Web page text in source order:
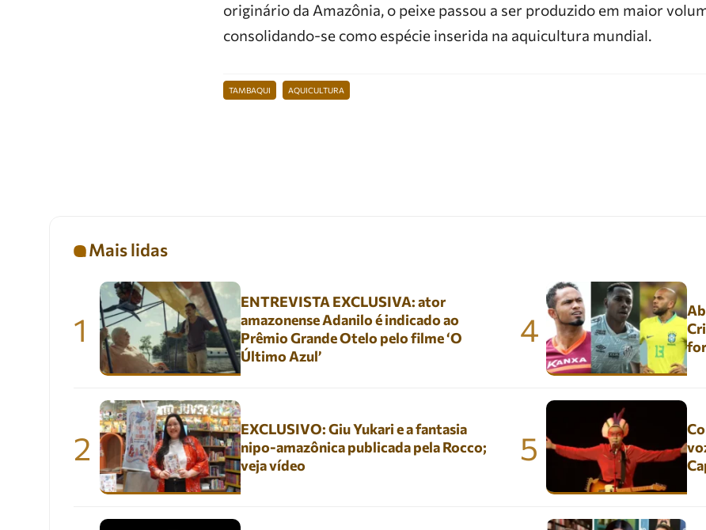
originário da Amazônia, o peixe passou a ser produzido em maior
consolidando-se como espécie inserida na aquicultura mundial.
TAMBAQUI AQUICULTURA
Mais lidas
1
ENTREVISTA EXCLUSIVA: ator
amazonense Adanilo é indicado ao
Prêmio Grande Otelo pelo filme ‘O
Último Azul’
2
EXCLUSIVO: Giu Yukari e a fantasia
nipo-amazônica publicada pela Rocco;
veja vídeo
4
5